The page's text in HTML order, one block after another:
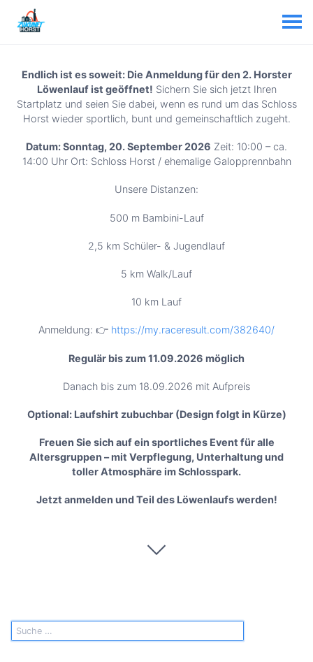
Endlich ist es soweit: Die Anmeldung für den 2. Horster
Löwenlauf ist geöffnet! Sichern Sie sich jetzt Ihren
Startplatz und seien Sie dabei, wenn es rund um das Schloss
Horst wieder sportlich, bunt und gemeinschaftlich zugeht.
Datum: Sonntag, 20. September 2026 Zeit: 10:00 – ca.
14:00 Uhr Ort: Schloss Horst / ehemalige Galopprennbahn
Unsere Distanzen:
500 m Bambini-Lauf
2,5 km Schüler- & Jugendlauf
5 km Walk/Lauf
10 km Lauf
Anmeldung: 👉 https://my.raceresult.com/382640/
Regulär bis zum 11.09.2026 möglich
Danach bis zum 18.09.2026 mit Aufpreis
Optional: Laufshirt zubuchbar (Design folgt in Kürze)
Freuen Sie sich auf ein sportliches Event für alle
Altersgruppen – mit Verpflegung, Unterhaltung und
toller Atmosphäre im Schlosspark.
Jetzt anmelden und Teil des Löwenlaufs werden!